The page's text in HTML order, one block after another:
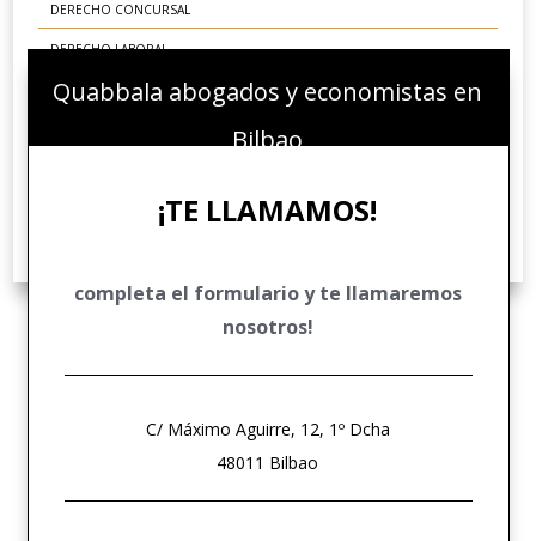
DERECHO CONCURSAL
DERECHO LABORAL
DERECHO ADMINISTRATIVO
DERECHO FINANCIERO Y TRIBUTARIO
DERECHO COMUNITARIO EUROPEO E INTERNACIONAL
Quabbala abogados y economistas en
Bilbao
¡TE LLAMAMOS!
completa el formulario y te llamaremos
nosotros!
C/ Máximo Aguirre, 12, 1º Dcha
48011 Bilbao